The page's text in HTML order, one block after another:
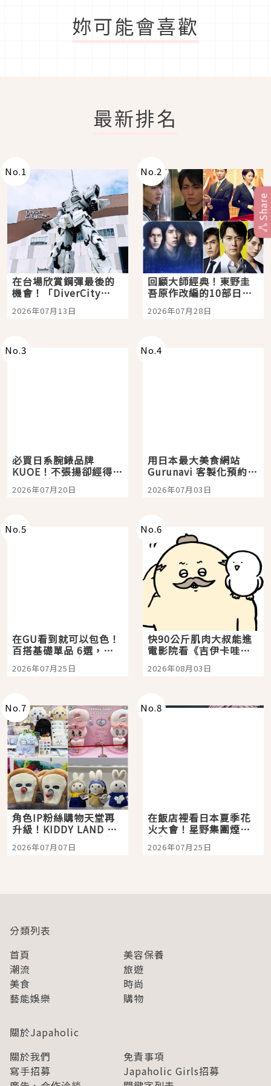
妳可能會喜歡
最新排名
No.1
在台場欣賞鋼彈最後的
機會！「DiverCity
Tokyo Plaza」搭船、
購物、美食及夜景，一
2026年07月13日
No.2
回顧大師經典！東野圭
吾原作改編的10部日本
影視作品推薦
2026年07月28日
No.3
必買日系腕錶品牌
KUOE！不張揚卻經得起
時間洗鍊的經典之作五
選
2026年07月20日
No.4
用日本最大美食網站
Gurunavi 客製化預約九
大都市餐廳，打造專屬
美食體驗！
2026年07月03日
No.5
在GU看到就可以包色！
百搭基礎單品 6選，閉
眼全收也不心疼
2026年07月25日
No.6
快90公斤肌肉大叔能進
電影院看《吉伊卡哇》
嗎？日本重金屬樂團
「打首」會長與nagano
2026年08月03日
No.7
角色IP粉絲購物天堂再
升級！KIDDY LAND 原
宿店吉伊卡哇迎客，新
開幕 OMOKADO 店3分
2026年07月07日
No.8
在飯店裡看日本夏季花
火大會！星野集團煙火
景觀飯店6選，讓你不用
人擠人悠閒欣賞
2026年07月25日
Share
分類列表
首頁
美容保養
潮流
旅遊
美食
時尚
藝能娛樂
購物
關於Japaholic
關於我們
免責事項
寫手招募
Japaholic Girls招募